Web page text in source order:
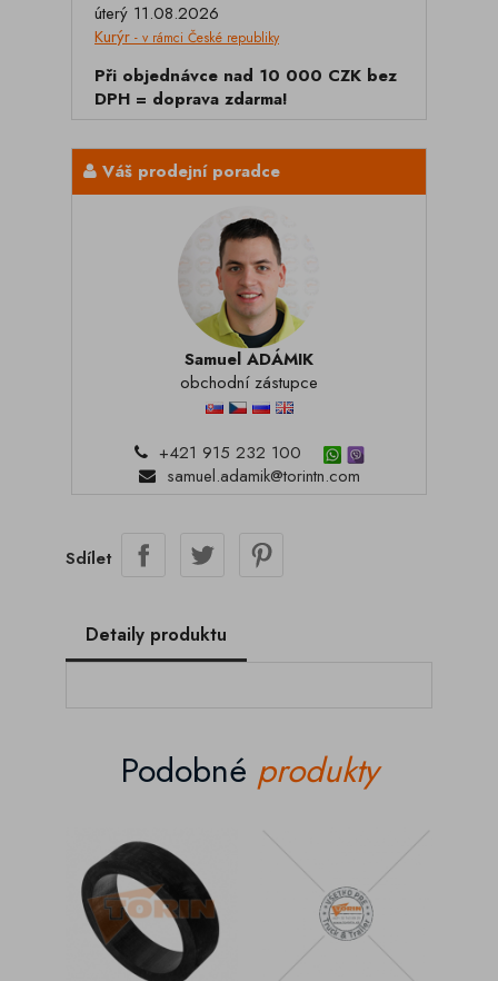
úterý 11.08.2026
Kurýr - v rámci České republiky
Při objednávce nad 10 000 CZK bez
DPH = doprava zdarma!
Váš prodejní poradce
Samuel ADÁMIK
obchodní zástupce
+421 915 232 100
samuel.adamik@torintn.com
Sdílet
Detaily produktu
Podobné produkty